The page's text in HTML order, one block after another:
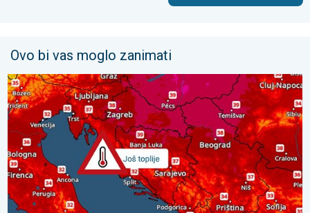
Ovo bi vas moglo zanimati
Još malo toplije, do kada?. Lokalno 40-ice. . . nedjelja, 2.